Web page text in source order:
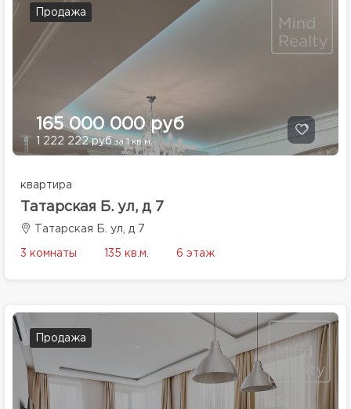
Продажа
165 000 000 руб
1 222 222 руб за 1 кв.м.
квартира
Татарская Б. ул, д 7
Татарская Б. ул, д 7
3 комнаты 135 кв.м. 6 этаж
Продажа